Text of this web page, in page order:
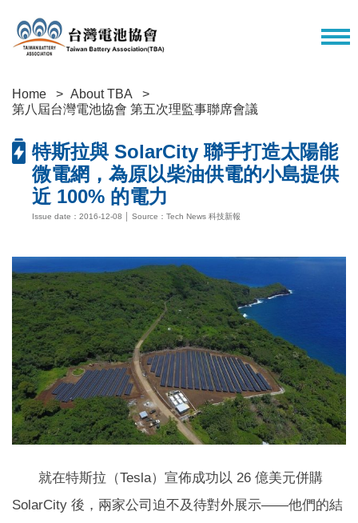
Home
About TBA
第八屆台灣電池協會 第五次理監事聯席會議
特斯拉與 SolarCity 聯手打造太陽能
微電網，為原以柴油供電的小島提供
近 100% 的電力
Issue date：2016-12-08 │ Source：Tech News 科技新報
就在特斯拉（Tesla）宣佈成功以 26 億美元併購
SolarCity 後，兩家公司迫不及待對外展示——他們的結